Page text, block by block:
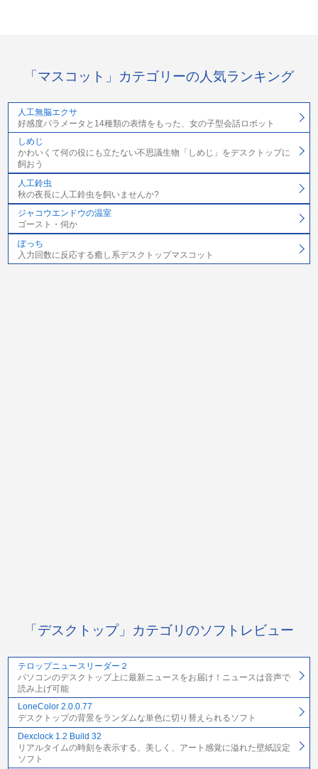
「マスコット」カテゴリーの人気ランキング
人工無脳エクサ
好感度パラメータと14種類の表情をもった、女の子型会話ロボット
しめじ
かわいくて何の役にも立たない不思議生物「しめじ」をデスクトップに
飼おう
人工鈴虫
秋の夜長に人工鈴虫を飼いませんか?
ジャコウエンドウの温室
ゴースト・伺か
ぽっち
入力回数に反応する癒し系デスクトップマスコット
「デスクトップ」カテゴリのソフトレビュー
テロップニュースリーダー２
パソコンのデスクトップ上に最新ニュースをお届け！ニュースは音声で
読み上げ可能
LoneColor 2.0.0.77
デスクトップの背景をランダムな単色に切り替えられるソフト
Dexclock 1.2 Build 32
リアルタイムの時刻を表示する、美しく、アート感覚に溢れた壁紙設定
ソフト